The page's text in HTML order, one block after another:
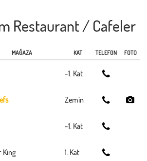
Restaurant / Cafeler
MAĞAZA KAT TELEFON FOTO
-1. Kat
Zemin
-1. Kat
King 1. Kat